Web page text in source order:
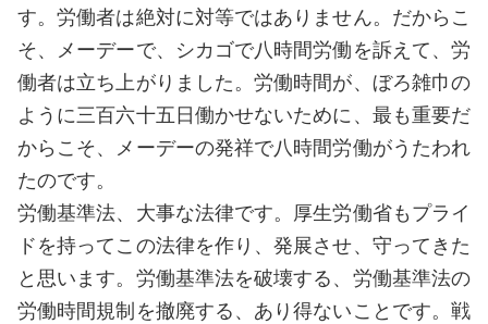
す。労働者は絶対に対等ではありません。だからこ
そ、メーデーで、シカゴで八時間労働を訴えて、労
働者は立ち上がりました。労働時間が、ぼろ雑巾の
ように三百六十五日働かせないために、最も重要だ
からこそ、メーデーの発祥で八時間労働がうたわれ
たのです。
労働基準法、大事な法律です。厚生労働省もプライ
ドを持ってこの法律を作り、発展させ、守ってきた
と思います。労働基準法を破壊する、労働基準法の
労働時間規制を撤廃する、あり得ないことです。戦